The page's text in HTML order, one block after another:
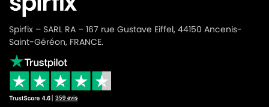
Spirfix – SARL RA – 167 rue Gustave Eiffel, 44150 Ancenis-
Saint-Géréon, FRANCE.